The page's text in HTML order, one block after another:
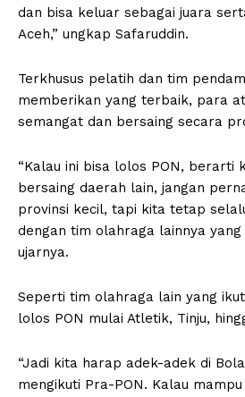
dan bisa keluar sebagai juara
Aceh,” ungkap Safaruddin.
Terkhusus pelatih dan tim
memberikan yang terbaik, para
semangat dan bersaing secara
“Kalau ini bisa lolos PON, berarti
bersaing daerah lain, jangan
provinsi kecil, tapi kita tetap
dengan tim olahraga lainnya yang
ujarnya.
Seperti tim olahraga lain yang
lolos PON mulai Atletik, Tinju,
“Jadi kita harap adek-adek di
mengikuti Pra-PON. Kalau